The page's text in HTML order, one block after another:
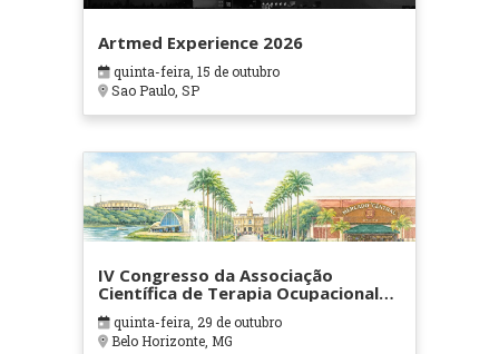
Artmed Experience 2026
quinta-feira, 15 de outubro
Sao Paulo, SP
IV Congresso da Associação
Científica de Terapia Ocupacional
em Contextos Hospitalares e
Cuidados Paliativos - ATOHOSP
quinta-feira, 29 de outubro
Belo Horizonte, MG